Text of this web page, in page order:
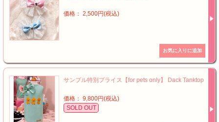
価格： 2,500円(税込)
サンプル特別プライス【for pets only】 Dack Tanktop
価格： 9,800円(税込)
SOLD OUT